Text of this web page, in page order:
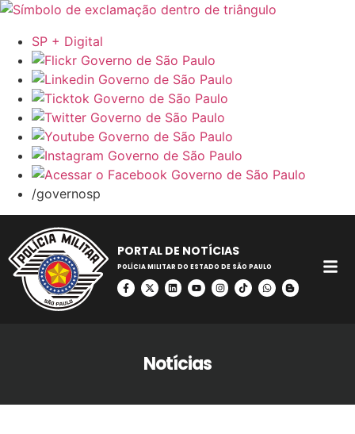
SP + Digital
/governosp
PORTAL DE NOTÍCIAS
POLÍCIA MILITAR DO ESTADO DE SÃO PAULO
Notícias